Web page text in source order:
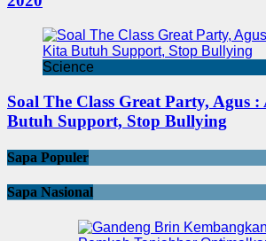
Science
Soal The Class Great Party, Agus
Butuh Support, Stop Bullying
Sapa Populer
Sapa Nasional